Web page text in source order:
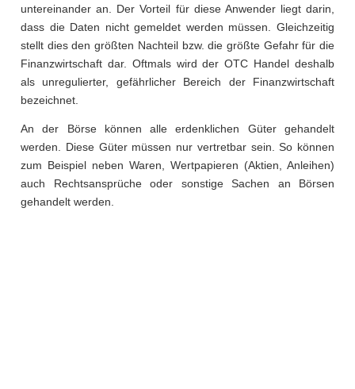
untereinander an. Der Vorteil für diese Anwender liegt darin,
dass die Daten nicht gemeldet werden müssen. Gleichzeitig
stellt dies den größten Nachteil bzw. die größte Gefahr für die
Finanzwirtschaft dar. Oftmals wird der OTC Handel deshalb
als unregulierter, gefährlicher Bereich der Finanzwirtschaft
bezeichnet.
An der Börse können alle erdenklichen Güter gehandelt
werden. Diese Güter müssen nur vertretbar sein. So können
zum Beispiel neben Waren, Wertpapieren (Aktien, Anleihen)
auch Rechtsansprüche oder sonstige Sachen an Börsen
gehandelt werden.